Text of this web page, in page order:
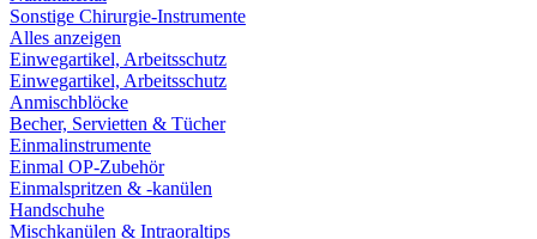
Sonstige Chirurgie-Instrumente
Alles anzeigen
Einwegartikel, Arbeitsschutz
Einwegartikel, Arbeitsschutz
Anmischblöcke
Becher, Servietten & Tücher
Einmalinstrumente
Einmal OP-Zubehör
Einmalspritzen & -kanülen
Handschuhe
Mischkanülen & Intraoraltips